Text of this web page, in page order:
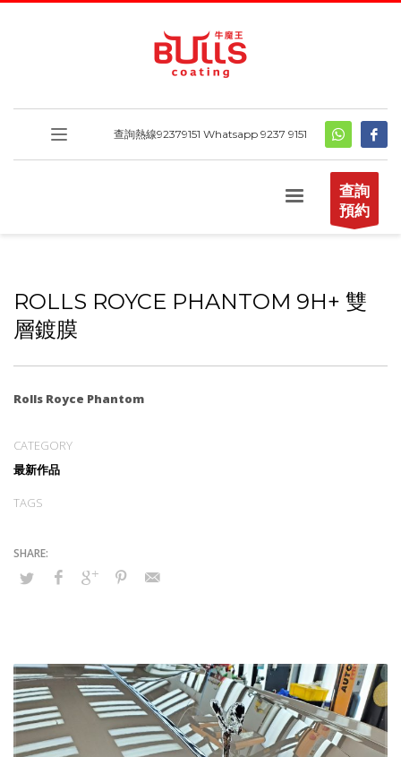
查詢熱線92379151 Whatsapp 9237 9151
查詢
預約
ROLLS ROYCE PHANTOM 9H+ 雙
層鍍膜
Rolls Royce Phantom
CATEGORY
最新作品
TAGS